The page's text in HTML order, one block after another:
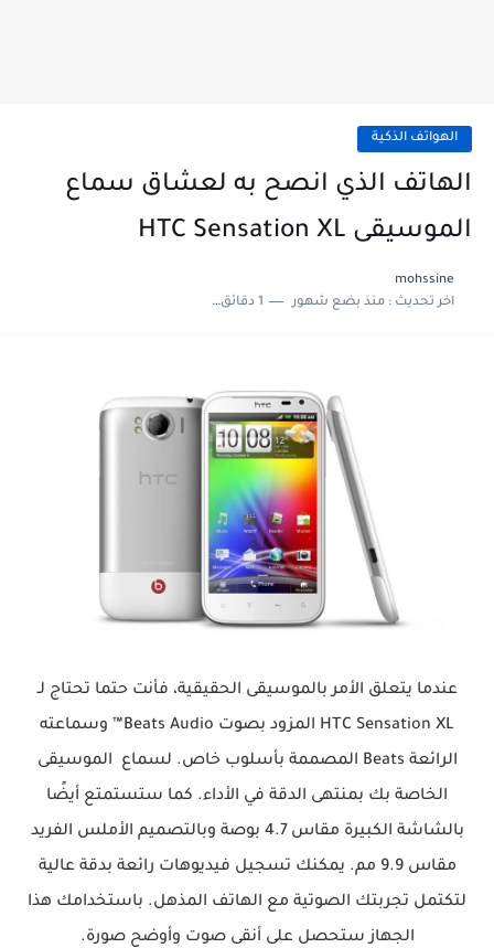
الهواتف الذكية
الهاتف الذي انصح به لعشاق سماع
الموسيقى HTC Sensation XL
mohssine
اخر تحديث :منذ بضع شهور 1 دقائق للقراءة
عندما يتعلق الأمر بالموسيقى الحقيقية، فأنت حتما تحتاج لـ
HTC Sensation XL المزود بصوت Beats Audio™ وسماعته
الرائعة Beats المصممة بأسلوب خاص. لسماع الموسيقى
الخاصة بك بمنتهى الدقة في الأداء. كما ستستمتع أيضًا
بالشاشة الكبيرة مقاس 4.7 بوصة وبالتصميم الأملس الفريد
مقاس 9.9 مم. يمكنك تسجيل فيديوهات رائعة بدقة عالية
لتكتمل تجربتك الصوتية مع الهاتف المذهل. باستخدامك هذا
الجهاز ستحصل على أنقى صوت وأوضح صورة.